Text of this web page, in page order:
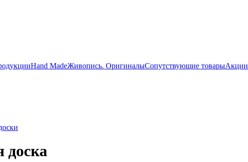
Hand MadeЖивопись. ОригиналыСопутствующие товарыАкции